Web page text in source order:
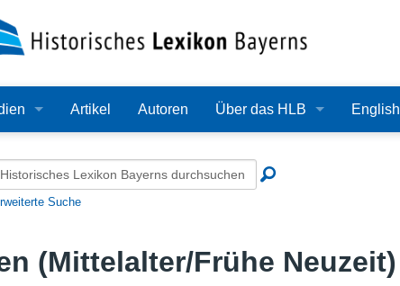
Artikel Autoren Über das HLB
Redaktion
Wissenschaftlicher Beirat
English
Suche
(Mittelalter/Frühe Neuzeit)